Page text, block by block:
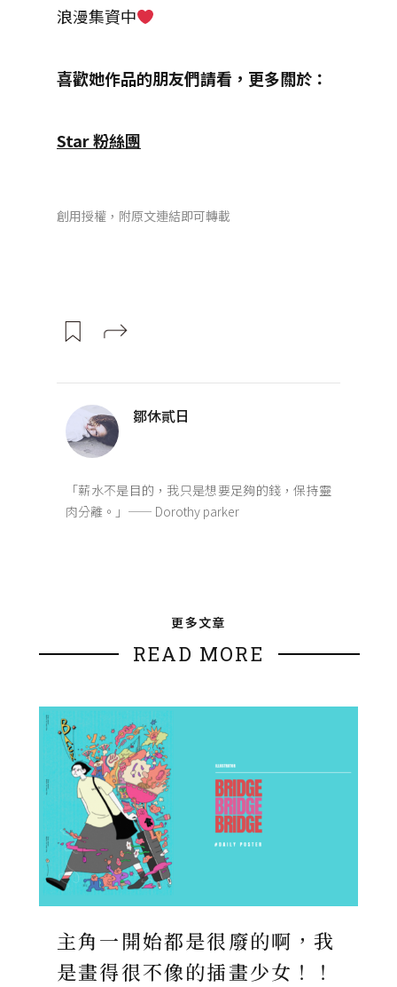
浪漫集資中
喜歡她作品的朋友們請看，更多關於：
Star 粉絲團
創用授權，附原文連結即可轉載
鄒休貳日
「薪水不是目的，我只是想要足夠的錢，保持靈
肉分離。」—— Dorothy parker
更多文章
READ MORE
主角一開始都是很廢的啊，我
是畫得很不像的插畫少女！！